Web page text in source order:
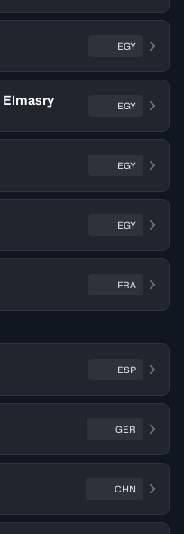
EGY
Elmasry EGY
EGY
EGY
FRA
ESP
GER
CHN